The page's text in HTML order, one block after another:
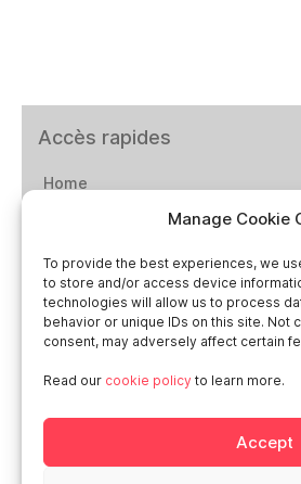
Manage Cookie
To provide the best experiences, we
to store and/or access device
technologies will allow us to process
behavior or unique IDs on this site. Not
consent, may adversely affect certain
Read our cookie policy to learn more.
Accept
Accès rapides
Home
Smart in Europe
Deutschland